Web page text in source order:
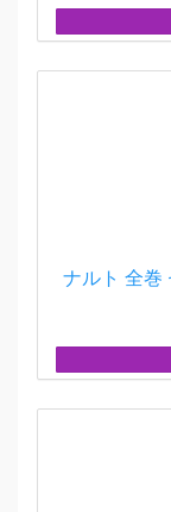
ナルト 全